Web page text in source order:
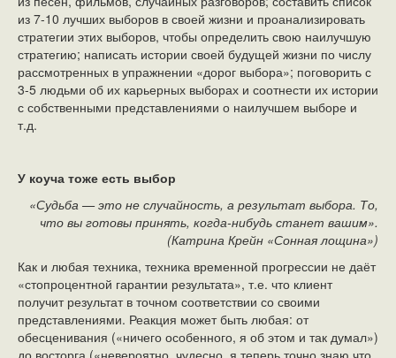
из 7-10 лучших выборов в своей жизни и проанализировать
стратегии этих выборов, чтобы определить свою наилучшую
стратегию; написать истории своей будущей жизни по числу
рассмотренных в упражнении «дорог выбора»; поговорить с
3-5 людьми об их карьерных выборах и соотнести их истории
с собственными представлениями о наилучшем выборе и
т.д.
У коуча тоже есть выбор
«Судьба — это не случайность, а результат выбора. То,
что вы готовы принять, когда-нибудь станет вашим».
(Катрина Крейн «Сонная лощина»)
Как и любая техника, техника временной прогрессии не даёт
«стопроцентной гарантии результата», т.е. что клиент
получит результат в точном соответствии со своими
представлениями. Реакция может быть любая: от
обесценивания («ничего особенного, я об этом и так думал»)
до восторга («невероятно, чудесно, я теперь точно знаю что